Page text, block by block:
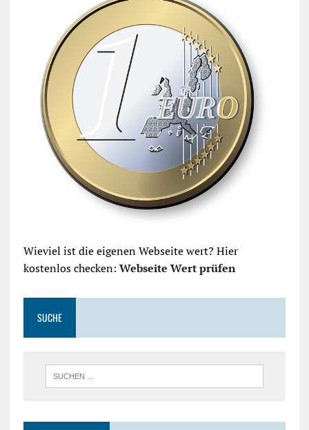
Wieviel ist die eigenen Webseite wert? Hier
kostenlos checken: Webseite Wert prüfen
SUCHE